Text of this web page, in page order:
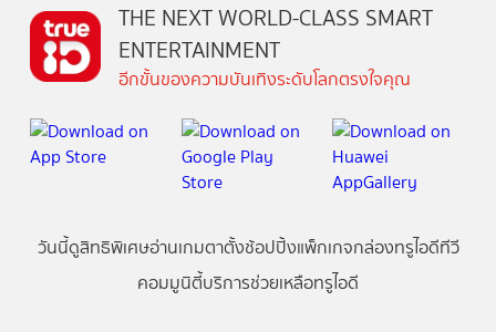
THE NEXT WORLD-CLASS SMART
ENTERTAINMENT
อีกขั้นของความบันเทิงระดับโลกตรงใจคุณ
วันนี้ดูสิทธิพิเศษอ่านเกมตาตั้งช้อปปิ้งแพ็กเกจกล่องทรูไอดีทีวี
คอมมูนิตี้บริการช่วยเหลือทรูไอดี